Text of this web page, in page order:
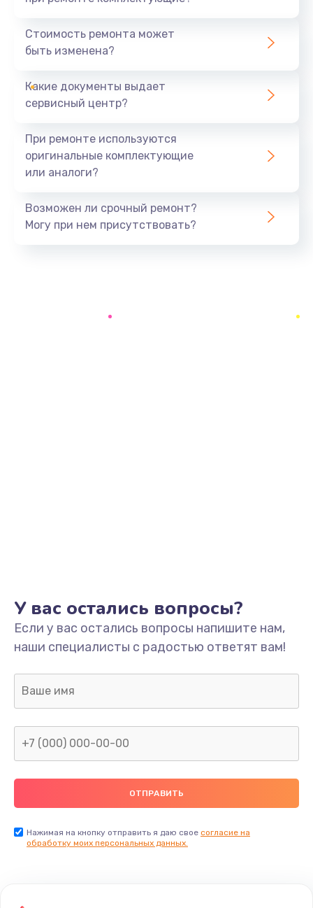
1440 руб.
Ремонт южного моста
Замена батарейки BIOS
Заказать
Ремонт цепи питания
Замена/Pемонт карбюратора
1300 руб.
Заказать
Ремонт капиллярной трубки
400 руб.
Заказать
Стоимость ремонта может
быть изменена?
Какие документы выдает
сервисный центр?
При ремонте используются
оригинальные комплектующие
или аналоги?
Возможен ли срочный ремонт?
Могу при нем присутствовать?
У вас остались вопросы?
Если у вас остались вопросы напишите нам,
наши специалисты с радостью ответят вам!
Нажимая на кнопку отправить я даю свое согласие на
обработку моих персональных данных.